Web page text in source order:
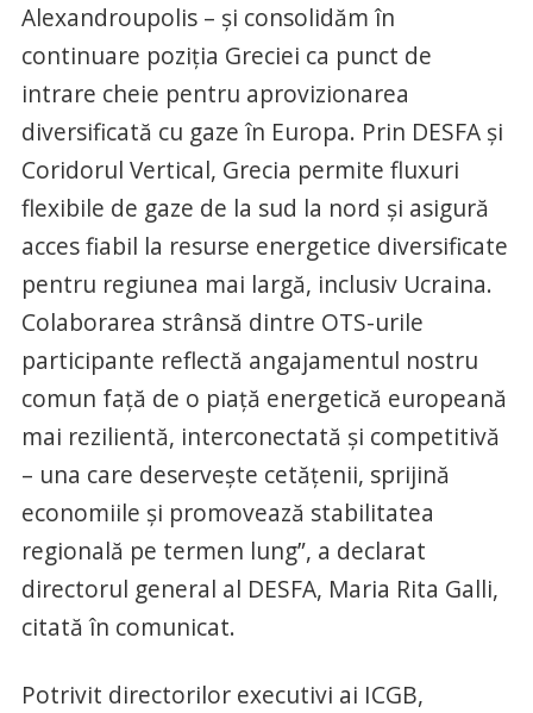
Alexandroupolis – şi consolidăm în
continuare poziţia Greciei ca punct de
intrare cheie pentru aprovizionarea
diversificată cu gaze în Europa. Prin DESFA şi
Coridorul Vertical, Grecia permite fluxuri
flexibile de gaze de la sud la nord şi asigură
acces fiabil la resurse energetice diversificate
pentru regiunea mai largă, inclusiv Ucraina.
Colaborarea strânsă dintre OTS-urile
participante reflectă angajamentul nostru
comun faţă de o piaţă energetică europeană
mai rezilientă, interconectată şi competitivă
– una care deserveşte cetăţenii, sprijină
economiile şi promovează stabilitatea
regională pe termen lung”, a declarat
directorul general al DESFA, Maria Rita Galli,
citată în comunicat.
Potrivit directorilor executivi ai ICGB,